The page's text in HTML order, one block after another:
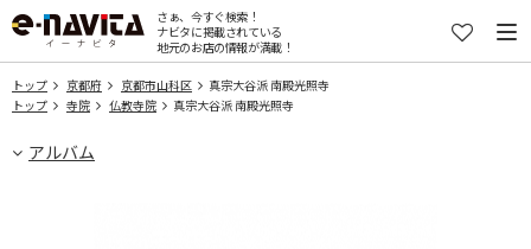
さぁ、今すぐ検索！
ナビタに掲載されている
地元のお店の情報が満載！
トップ 京都府 京都市山科区
真宗大谷派 南殿光照寺
トップ
寺院 仏教寺院 真宗大谷派 南殿光照寺
アルバム